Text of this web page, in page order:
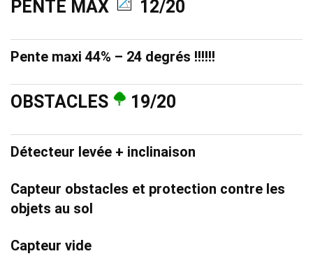
PENTE MAX 12/20
Pente maxi 44% – 24 degrés !!!!!!
OBSTACLES 19/20
Détecteur levée + inclinaison
Capteur obstacles et protection contre les
objets au sol
Capteur vide